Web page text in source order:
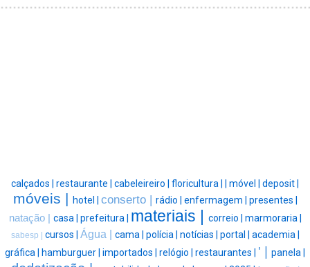
calçados | restaurante | cabeleireiro | floricultura | móvel | deposit |
móveis | hotel | conserto | rádio | enfermagem | presentes |
natação | casa | prefeitura | materiais | correio | marmoraria |
sabesp | cursos | Água | cama | polícia | notícias | portal | academia |
gráfica |
hamburguer | importados | relógio | restaurantes | ' | panela |